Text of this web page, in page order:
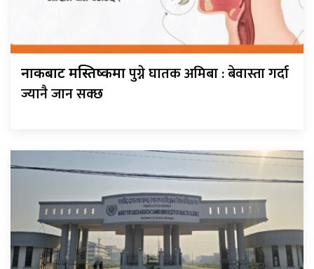
नाकबाट मस्तिष्कमापुग्ने घातक अमिबा : बेवास्ता गर्दा
ज्यानै जान सक्छ